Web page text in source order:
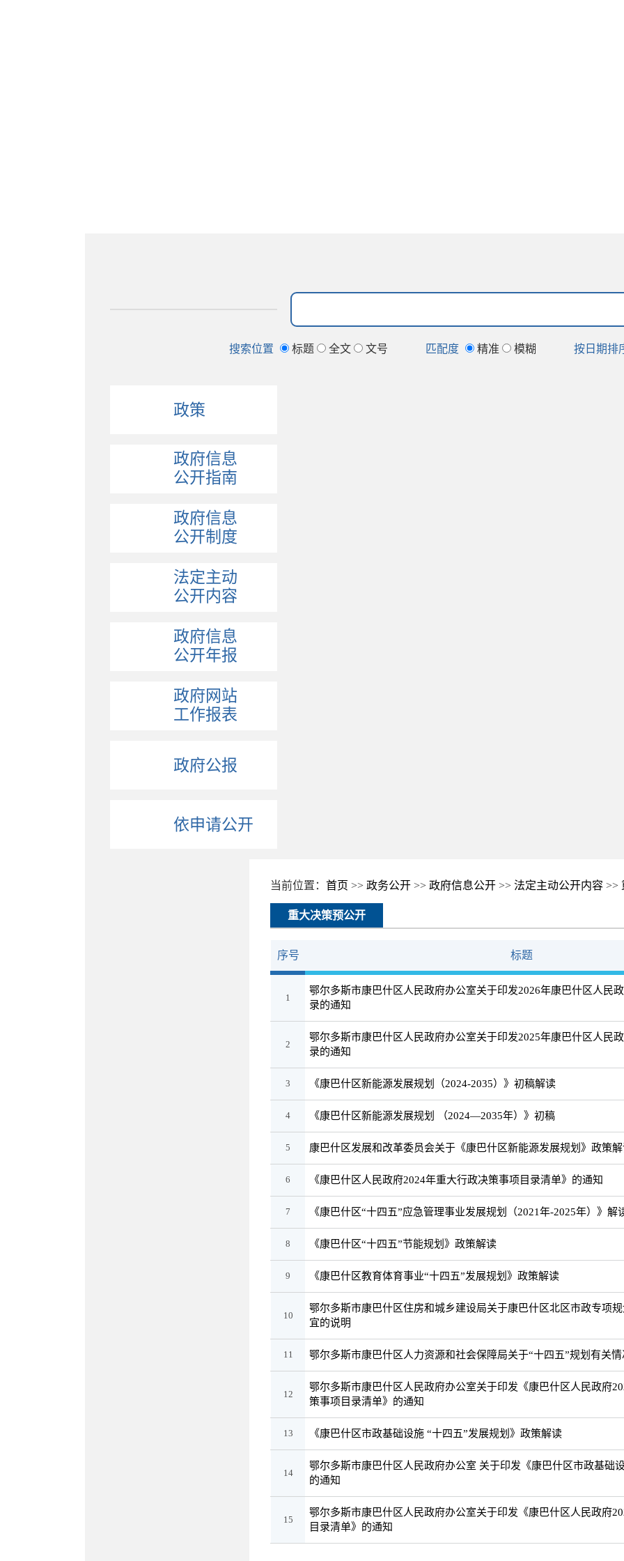
搜索位置 标题 全文 文号 匹配度 精准 模糊 按日期排
政策
政府信息
公开指南
政府信息
公开制度
法定主动
公开内容
政府信息
公开年报
政府网站
工作报表
政府公报
依申请公开
当前位置： 首页 >> 政务公开 >> 政府信息公开 >> 法定主动公开内容 >>
重大决策预公开
序号 标题
1
鄂尔多斯市康巴什区人民政府办公室关于印发2026年康巴什区人民
录的通知
2
鄂尔多斯市康巴什区人民政府办公室关于印发2025年康巴什区人民
录的通知
3 《康巴什区新能源发展规划（2024-2035）》初稿解读
4 《康巴什区新能源发展规划 （2024—2035年）》初稿
5 康巴什区发展和改革委员会关于《康巴什区新能源发展规划》政策
6 《康巴什区人民政府2024年重大行政决策事项目录清单》的通知
7 《康巴什区“十四五”应急管理事业发展规划（2021年-2025年）》解
8 《康巴什区“十四五”节能规划》政策解读
9 《康巴什区教育体育事业“十四五”发展规划》政策解读
10
鄂尔多斯市康巴什区住房和城乡建设局关于康巴什区北区市政专项
宜的说明
11 鄂尔多斯市康巴什区人力资源和社会保障局关于“十四五”规划有关情
12
鄂尔多斯市康巴什区人民政府办公室关于印发《康巴什区人民政府
策事项目录清单》的通知
13 《康巴什区市政基础设施 “十四五”发展规划》政策解读
14
鄂尔多斯市康巴什区人民政府办公室 关于印发《康巴什区市政基础设
的通知
15
鄂尔多斯市康巴什区人民政府办公室关于印发《康巴什区人民政府
目录清单》的通知